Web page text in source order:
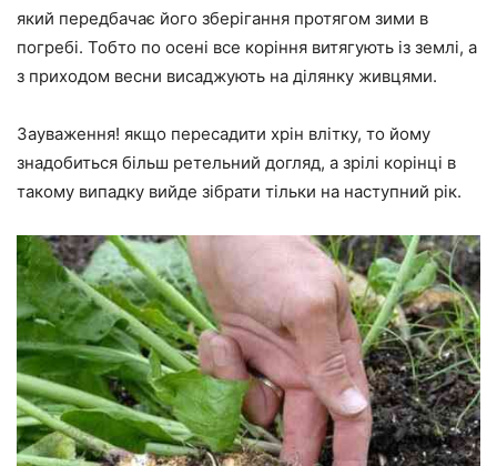
який передбачає його зберігання протягом зими в
погребі. Тобто по осені все коріння витягують із землі, а
з приходом весни висаджують на ділянку живцями.
Зауваження! якщо пересадити хрін влітку, то йому
знадобиться більш ретельний догляд, а зрілі корінці в
такому випадку вийде зібрати тільки на наступний рік.